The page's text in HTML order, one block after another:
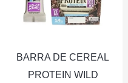
BARRA DE CEREAL
PROTEIN WILD